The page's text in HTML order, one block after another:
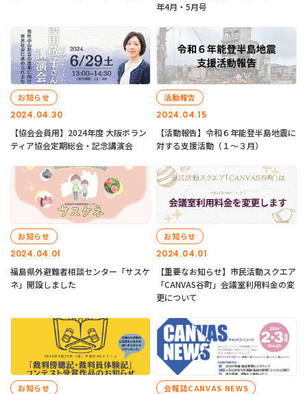
年4月・5月号
2024.04.30
お知らせ
【協会会員用】2024年度 大阪ボラン
ティア協会定期総会・記念講演会
2024.04.15
活動報告
【活動報告】令和６年能登半島地震に
対する支援活動（１〜３月）
2024.04.01
お知らせ
福島県外避難者相談センター「サスケ
ネ」開設しました
2024.04.01
お知らせ
【重要なお知らせ】市民活動スクエア
「CANVAS谷町」会議室利用料金の変
更について
お知らせ 会報誌CANVAS NEWS